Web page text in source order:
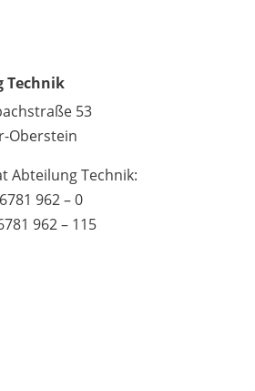
Technik
53
Oberstein
Abteilung Technik:
962 – 0
962 – 115